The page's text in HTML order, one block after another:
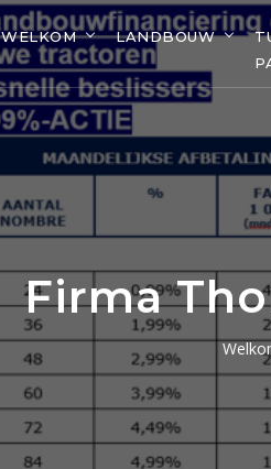
WELKOM LANDBOUW
Firma